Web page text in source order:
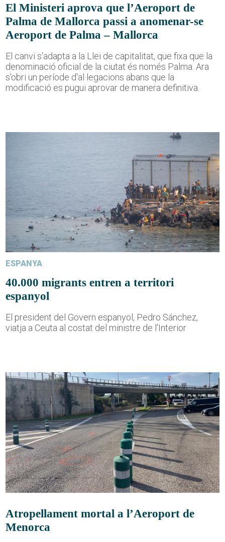
El Ministeri aprova que l’Aeroport de
Palma de Mallorca passi a anomenar-se
Aeroport de Palma – Mallorca
El canvi s'adapta a la Llei de capitalitat, que fixa que la
denominació oficial de la ciutat és només Palma. Ara
s'obri un període d'al·legacions abans que la
modificació es pugui aprovar de manera definitiva.
ESPANYA
40.000 migrants entren a territori
espanyol
El president del Govern espanyol, Pedro Sánchez,
viatja a Ceuta al costat del ministre de l'Interior
Atropellament mortal a l’Aeroport de
Menorca